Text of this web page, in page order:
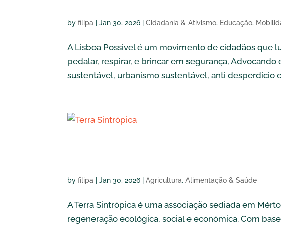
byfilipa |Jan 30, 2026 |Cidadania & Ativismo, Educação,
A Lisboa Possivel é um movimento de cidadãos que
pedalar, respirar, e brincar em segurança,
sustentável, urbanismo sustentável, anti desperdício
byfilipa |Jan 30, 2026 |Agricultura,Alimentação & Saúde
A Terra Sintrópica é uma associação sediada em
regeneração ecológica, social e económica. Com